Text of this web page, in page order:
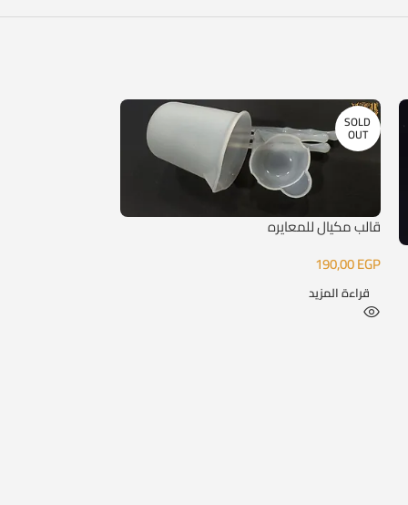
SOLD
OUT
قالب مكيال للمعايره
190,00EGP
قراءة المزيد